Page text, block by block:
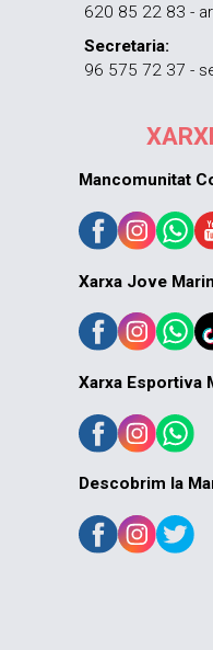
620 85 22 83 -
Secretaria:
96 575 72 37 -
Mancomunitat
Xarxa Jove
Xarxa Esportiva
Descobrim la